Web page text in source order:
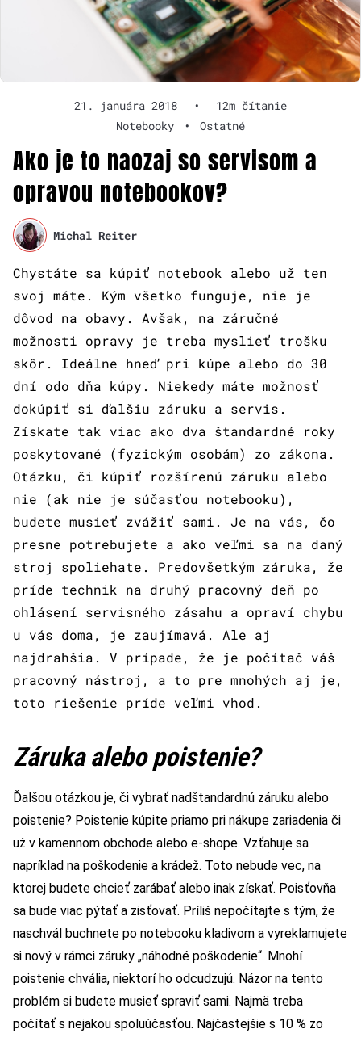
21. januára 2018 •
12m čítanie
Notebooky
• Ostatné
Ako je to naozaj so servisom a
opravou notebookov?
Michal Reiter
Chystáte sa kúpiť notebook alebo už ten
svoj máte. Kým všetko funguje, nie je
dôvod na obavy. Avšak, na záručné
možnosti opravy je treba myslieť trošku
skôr. Ideálne hneď pri kúpe alebo do 30
dní odo dňa kúpy. Niekedy máte možnosť
dokúpiť si ďalšiu záruku a servis.
Získate tak viac ako dva štandardné roky
poskytované (fyzickým osobám) zo zákona.
Otázku, či kúpiť rozšírenú záruku alebo
nie (ak nie je súčasťou notebooku),
budete musieť zvážiť sami. Je na vás, čo
presne potrebujete a ako veľmi sa na daný
stroj spoliehate. Predovšetkým záruka, že
príde technik na druhý pracovný deň po
ohlásení servisného zásahu a opraví chybu
u vás doma, je zaujímavá. Ale aj
najdrahšia. V prípade, že je počítač váš
pracovný nástroj, a to pre mnohých aj je,
toto riešenie príde veľmi vhod.
Záruka alebo poistenie?
Ďalšou otázkou je, či vybrať nadštandardnú záruku alebo
poistenie? Poistenie kúpite priamo pri nákupe zariadenia či
už v kamennom obchode alebo e-shope. Vzťahuje sa
napríklad na poškodenie a krádež. Toto nebude vec, na
ktorej budete chcieť zarábať alebo inak získať. Poisťovňa
sa bude viac pýtať a zisťovať. Príliš nepočítajte s tým, že
naschvál buchnete po notebooku kladivom a vyreklamujete
si nový v rámci záruky „náhodné poškodenie“. Mnohí
poistenie chvália, niektorí ho odcudzujú. Názor na tento
problém si budete musieť spraviť sami. Najmä treba
počítať s nejakou spoluúčasťou. Najčastejšie s 10 % zo